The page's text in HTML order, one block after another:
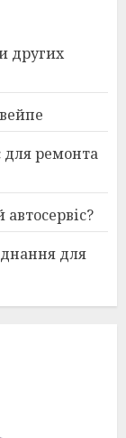
других
для ремонта
для